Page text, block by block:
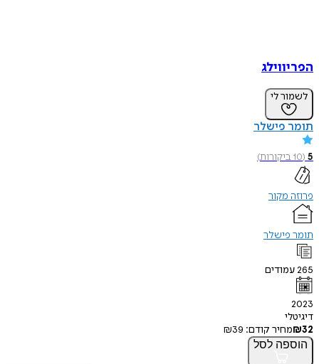
הפריווילג
לשמור לי
תומר פישלר
5
(
10ביקורות)
פרוזה מקור
תומר פישלר
265עמודים
2023
דיגיטלי
₪32 מחיר קודם: ₪39
הוספה לסל